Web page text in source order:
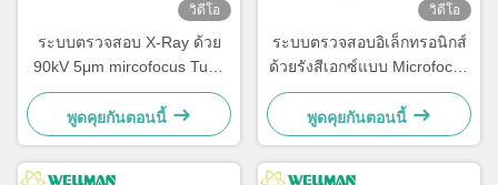
วิดีโอ
ระบบตรวจสอบ X-Ray ด้วย
90kV 5μm mircofocus Tube
X-ray และ 530x530mm
stage และ 10KG ความจุภาระ
ในการตรวจสอบอิเล็กทรอนิกส์
พูดคุยกันตอนนี้
วิดีโอ
ระบบตรวจสอบอิเล็กทรอนิกส์
ด้วยรังสีเอกซ์แบบ Microfocus
อัตโนมัติ เพื่อกระบวนการ
ตรวจสอบที่ประหยัดเวลา
พูดคุยกันตอนนี้